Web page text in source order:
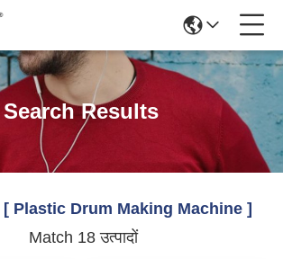
Search Results
[ Plastic Drum Making Machine ]
Match 18 उत्पादों